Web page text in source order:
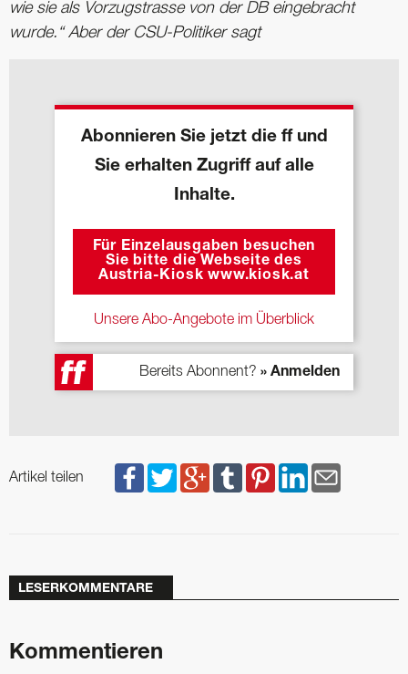
wie sie als Vorzugstrasse von der DB eingebracht
wurde.“ Aber der CSU-Politiker sagt
Abonnieren Sie jetzt die ff und
Sie erhalten Zugriff auf alle
Inhalte.
Für Einzelausgaben besuchen
Sie bitte die Webseite des
Austria-Kiosk www.kiosk.at
Unsere Abo-Angebote im Überblick
Bereits Abonnent? » Anmelden
Artikel teilen
LESERKOMMENTARE
Kommentieren